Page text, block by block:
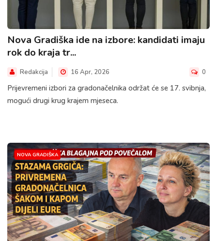
Nova Gradiška ide na izbore: kandidati imaju
rok do kraja tr...
Redakcija 16 Apr, 2026 0
Prijevremeni izbori za gradonačelnika održat će se 17. svibnja,
mogući drugi krug krajem mjeseca.
NOVA GRADIŠKA